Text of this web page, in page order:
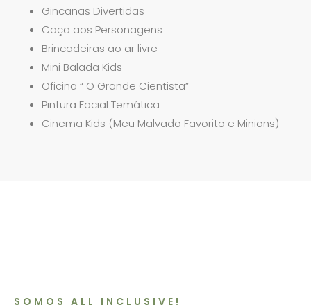
Gincanas Divertidas
Caça aos Personagens
Brincadeiras ao ar livre
Mini Balada Kids
Oficina “ O Grande Cientista”
Pintura Facial Temática
Cinema Kids (Meu Malvado Favorito e Minions)
SOMOS ALL INCLUSIVE!